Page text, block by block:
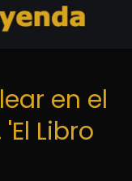
en el
Libro